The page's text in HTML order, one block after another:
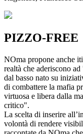
PIZZO-FREE
NOma propone anche
realtà che aderiscono
dal basso nato su
di combattere la mafia
virtuosa e libera dalla
critico".
La scelta di inserire
volontà di rendere